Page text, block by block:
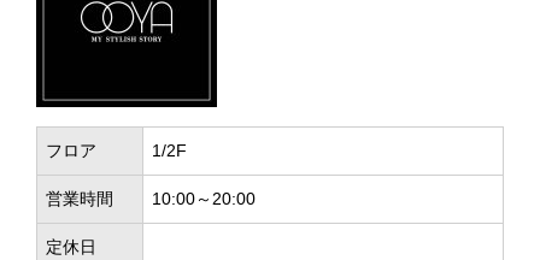
フロア 1/2F
営業時間 10:00～20:00
定休日